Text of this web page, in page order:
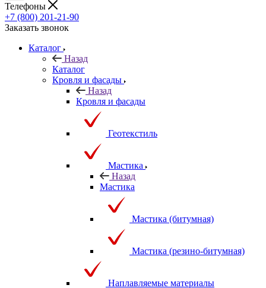
Телефоны
+7 (800) 201-21-90
Заказать звонок
Каталог
Назад
Каталог
Кровля и фасады
Назад
Кровля и фасады
Геотекстиль
Мастика
Назад
Мастика
Мастика (битумная)
Мастика (резино-битумная)
Наплавляемые материалы